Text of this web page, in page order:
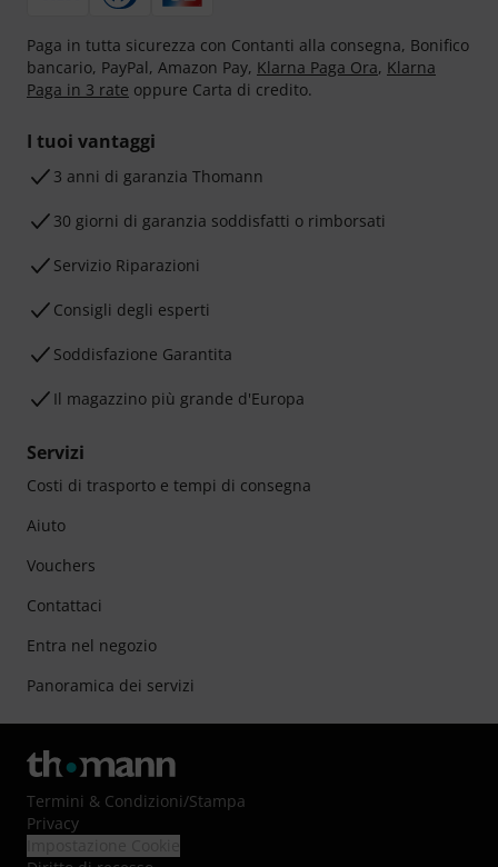
Paga in tutta sicurezza con Contanti alla consegna, Bonifico
bancario, PayPal, Amazon Pay, Klarna Paga Ora, Klarna
Paga in 3 rate oppure Carta di credito.
I tuoi vantaggi
3 anni di garanzia Thomann
30 giorni di garanzia soddisfatti o rimborsati
Servizio Riparazioni
Consigli degli esperti
Soddisfazione Garantita
Il magazzino più grande d'Europa
Servizi
Costi di trasporto e tempi di consegna
Aiuto
Vouchers
Contattaci
Entra nel negozio
Panoramica dei servizi
Termini & Condizioni/Stampa
Privacy